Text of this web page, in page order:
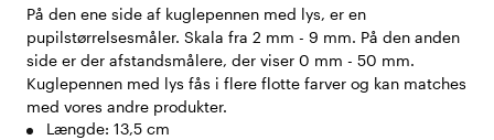
På den ene side af kuglepennen med lys, er en
pupilstørrelsesmåler. Skala fra 2 mm - 9 mm. På den anden
side er der afstandsmålere, der viser 0 mm - 50 mm.
Kuglepennen med lys fås i flere flotte farver og kan matches
med vores andre produkter.
Længde: 13,5 cm